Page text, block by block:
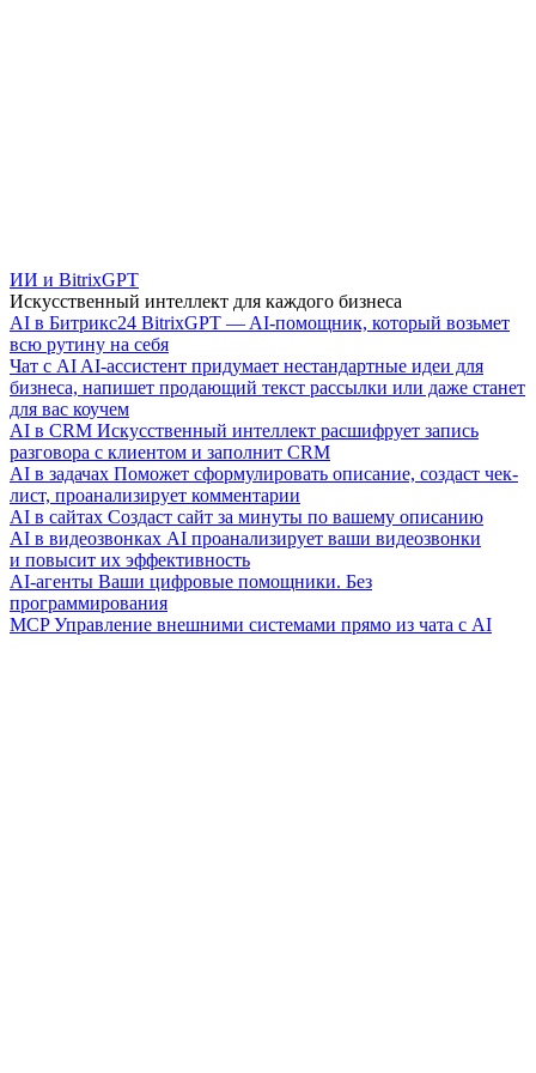
ИИ и BitrixGPT
Искусственный интеллект для каждого бизнеса
AI в Битрикс24 BitrixGPT — AI-помощник, который возьмет
всю рутину на себя
Чат с AI AI-ассистент придумает нестандартные идеи для
бизнеса, напишет продающий текст рассылки или даже станет
для вас коучем
AI в CRM Искусственный интеллект расшифрует запись
разговора с клиентом и заполнит CRM
AI в задачах Поможет сформулировать описание, создаст чек-
лист, проанализирует комментарии
AI в сайтах Создаст сайт за минуты по вашему описанию
AI в видеозвонках AI проанализирует ваши видеозвонки
и повысит их эффективность
AI-агенты Ваши цифровые помощники. Без
программирования
MCP Управление внешними системами прямо из чата с AI